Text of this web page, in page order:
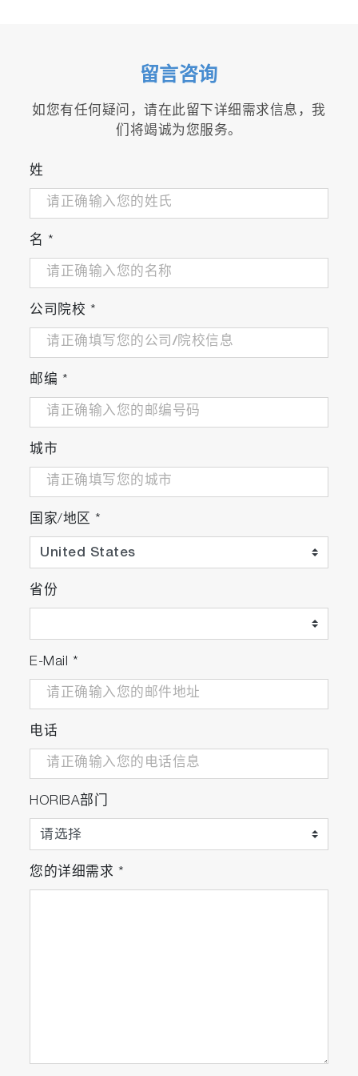
留言咨询
如您有任何疑问，请在此留下详细需求信息，我
们将竭诚为您服务。
姓
名 *
公司院校 *
邮编 *
城市
国家/地区 *
省份
E-Mail *
电话
HORIBA部门
您的详细需求 *